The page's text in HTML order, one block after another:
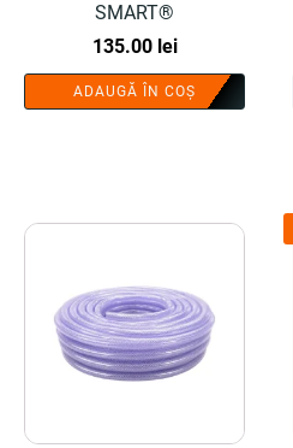
SMART®
135.00 lei
ADAUGĂ ÎN COȘ